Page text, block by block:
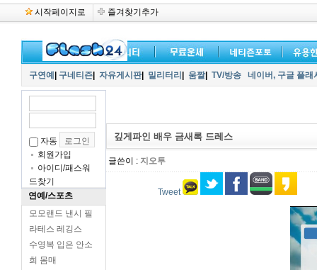
시작페이지로 즐겨찾기추가
구연예 구네티즌 자유게시판| 밀리터리 움짤| TV/방송 네이버, 구글 플
자동
회원가입
아이디/패스워
드찾기
연예/스포츠
모모랜드 낸시 필
라테스 레깅스
수영복 입은 안소
희 몸매
깊게파인 배우 금새록 드레스
글쓴이 : 지오투
Tweet